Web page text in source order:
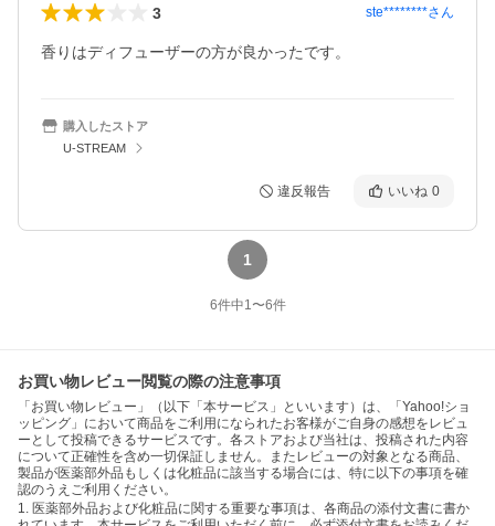
3 ste********さん
香りはディフューザーの方が良かったです。
購入したストア
U-STREAM
違反報告 いいね 0
1
6件中1〜6件
お買い物レビュー閲覧の際の注意事項
「お買い物レビュー」（以下「本サービス」といいます）は、「Yahoo!ショ
ッピング」において商品をご利用になられたお客様がご自身の感想をレビュ
ーとして投稿できるサービスです。各ストアおよび当社は、投稿された内容
について正確性を含め一切保証しません。またレビューの対象となる商品、
製品が医薬部外品もしくは化粧品に該当する場合には、特に以下の事項を確
認のうえご利用ください。
1. 医薬部外品および化粧品に関する重要な事項は、各商品の添付文書に書か